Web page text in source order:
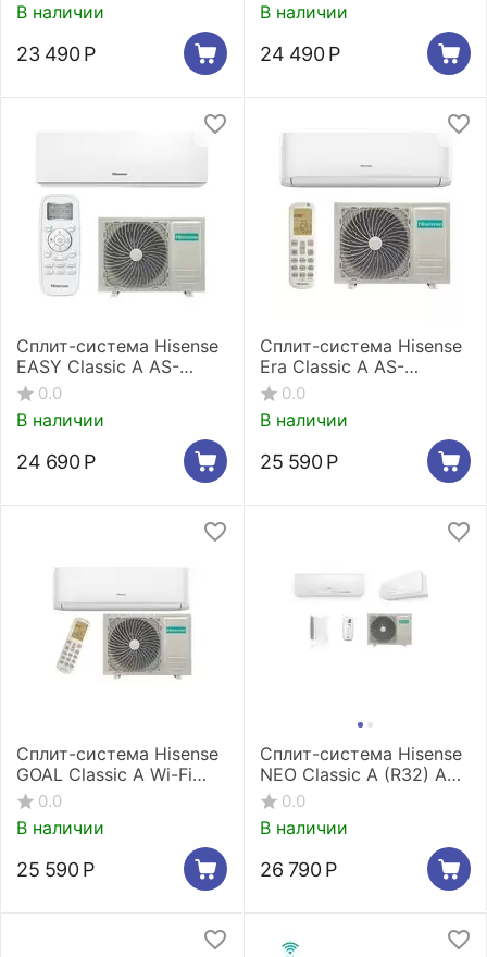
В наличии
23 490 Р
В наличии
24 490 Р
Сплит-система Hisense
EASY Classic A AS-
09HR4RYDDJ00
0.0
В наличии
24 690 Р
Сплит-система Hisense
Era Classic A AS-
09HR4RLRKC01
0.0
В наличии
25 590 Р
Сплит-система Hisense
GOAL Classic A Wi-Fi
AS-09HW4RLRCA01A
0.0
В наличии
25 590 Р
Сплит-система Hisense
NEO Classic A (R32) AS-
09HR4RYDDC00
0.0
В наличии
26 790 Р